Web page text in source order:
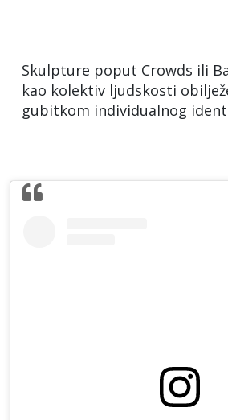
Skulpture poput Crowds ili
kao kolektiv ljudskosti
gubitkom individualnog